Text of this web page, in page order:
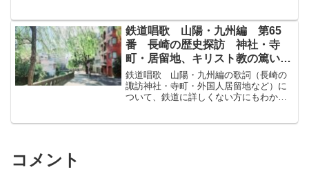
二十町にじゅっちょう瀬戸内海せとうち
うみの咽首のどくびをし...
鉄道唱歌 山陽・九州編 第65
番 長崎の歴史探訪 神社・寺
町・居留地、キリスト教の篤い信
仰のあと
鉄道唱歌 山陽・九州編の歌詞（長崎の
諏訪神社・寺町・外国人居留地など）に
ついて、鉄道に詳しくない方にもわかり
コメント